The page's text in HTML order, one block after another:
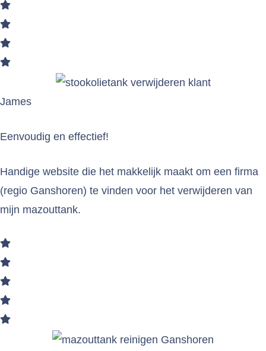
James
Eenvoudig en effectief!
Handige website die het makkelijk maakt om een firma
(regio Ganshoren) te vinden voor het verwijderen van
mijn mazouttank.